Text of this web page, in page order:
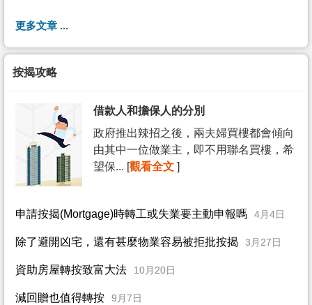
更多文章 ...
按揭攻略
借款人和擔保人的分別
政府推出辣招之後，兩夫婦買樓都會傾向
由其中一位做業主，即不用聯名買樓，希
望保... [觀看全文 ]
申請按揭(Mortgage)時轉工或失業要主動申報嗎 4月4日
除了避開凶宅，還有甚麼物業容易被拒批按揭 3月27日
資助房屋轉按致富大法 10月20日
減回贈也值得轉按 9月7日